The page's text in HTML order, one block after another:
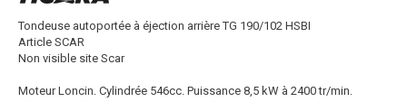
Tondeuse autoportée à éjection arrière TG 190/102 HSBI
Article SCAR
Non visible site Scar
Moteur Loncin. Cylindrée 546cc. Puissance 8,5 kW à 2400 tr/min.